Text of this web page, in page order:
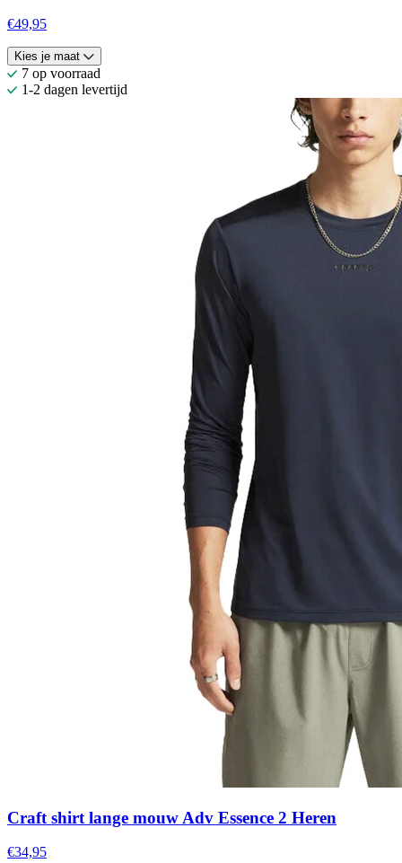
€49,95
Kies je maat
7 op voorraad
1-2 dagen levertijd
Craft shirt lange mouw Adv Essence 2 Heren
€34,95